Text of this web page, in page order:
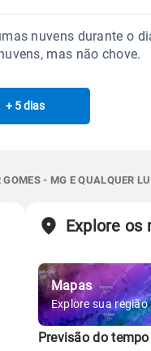
06:43h às 18:01h
Chuva
0.0mm
06:42h às 18:01h
Noite
Chuva
Vento
nuvens durante o
mas não chove.
ManhãTarde
0.0mm
06:41h às 18:02h
Vento
+ 5 dias
- MG E QUALQUER
Explore os
Mapas
Explore sua
Previsão do tempo